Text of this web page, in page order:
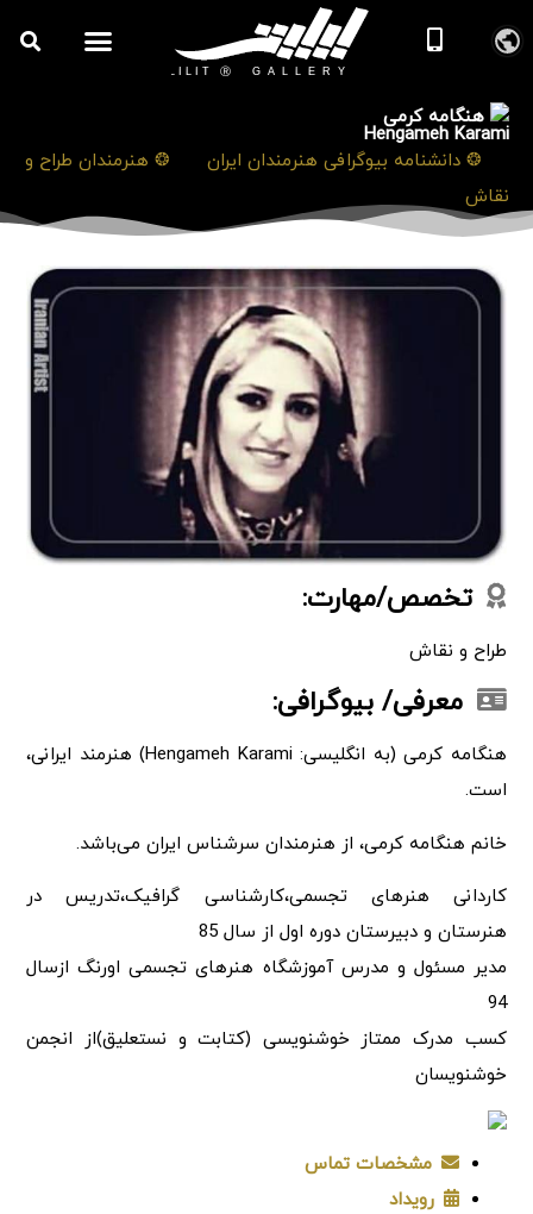
هنگامه کرمی
Hengameh Karami
❂ دانشنامه بیوگرافی هنرمندان ایران
❂ هنرمندان طراح و
نقاش
تخصص/مهارت:
طراح و نقاش
معرفی/ بیوگرافی:
هنگامه کرمی (به انگلیسی: Hengameh Karami) هنرمند ایرانی،
است.
خانم هنگامه کرمی، از هنرمندان سرشناس ایران می‌باشد.
کاردانی هنرهای تجسمی،کارشناسی گرافیک،تدریس در
هنرستان و دبیرستان دوره اول از سال 85
مدیر مسئول و مدرس آموزشگاه هنرهای تجسمی اورنگ ازسال
94
کسب مدرک ممتاز خوشنویسی (کتابت و نستعلیق)از انجمن
خوشنویسان
مشخصات تماس
رویداد